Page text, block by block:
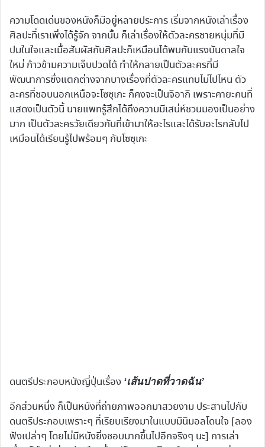
ความโดดเด่นของหนังก็มีอยู่หลายประการ เริ่มจากหนังเล่าเรื่อง
ศิลปะที่เราเพิ่งได้รู้จัก จากนั้น ก็เล่าเรื่องให้ตัวละครชายหนุ่มที่มี
ปมในใจและเมื่อสัมผัสกับศิลปะก็เหมือนได้พบกับแรงบันดาลใจ
ใหม่ ก้าวข้ามความเจ็บปวดได้ ทำให้กลายเป็นตัวละครที่มี
พัฒนาการซึ่งแตกต่างจากบางเรื่องที่ตัวละครแทบไม่ไปไหน ตัว
ละครที่ชอบนอกเหนือจะโซซุเกะ ก็คงจะเป็นจิอากิ เพราะคายะคนที่
แสดงเป็นตัวนี้ นายแพทรู้สึกได้ถึงความมีเสน่ห์ชวนมองเป็นอย่าง
มาก เป็นตัวละครวัยเดียวกันที่เข้ามาให้อะไรและได้รับอะไรกลับไป
เหมือนได้เรียนรู้ไปพร้อมๆ กับโซซุเกะ
ดนตรีประกอบหนังญี่ปุ่นเรื่อง ‘เส้นปาดที่วาดฉัน’
อีกส่วนหนึ่ง ก็เป็นหนังที่ถ่ายภาพออกมาสวยงาม ประสานไปกับ
ดนตรีประกอบเพราะๆ ที่เรียบเรียงมาในแบบมินิมอลโดนใจ [ลอง
ฟังเปล่าๆ โดยไม่มีหนังยิ่งชอบมากขึ้นไปอีกจริงๆ นะ] การเล่า